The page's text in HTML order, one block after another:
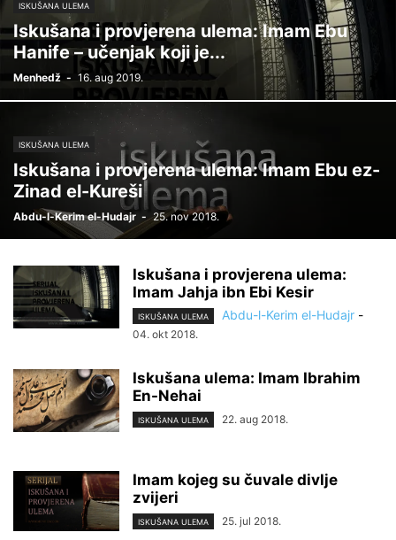
ISKUŠANA ULEMA
Iskušana i provjerena ulema: Imam Ebu
Hanife – učenjak koji je...
Menhedž - 16. aug 2019.
ISKUŠANA ULEMA
Iskušana i provjerena ulema: Imam Ebu ez-
Zinad el-Kureši
Abdu-l-Kerim el-Hudajr - 25. nov 2018.
Iskušana i provjerena ulema:
Imam Jahja ibn Ebi Kesir
ISKUŠANA ULEMA Abdu-l-Kerim el-Hudajr -
04. okt 2018.
Iskušana ulema: Imam Ibrahim
En-Nehai
ISKUŠANA ULEMA 22. aug 2018.
Imam kojeg su čuvale divlje
zvijeri
ISKUŠANA ULEMA 25. jul 2018.